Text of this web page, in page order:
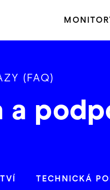
(FAQ)
a
TECHNICKÁ